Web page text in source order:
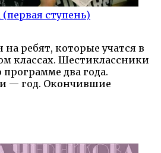
ступень)
на ребят, которые учатся в
классах. Шестиклассники
два года.
— год. Окончившие